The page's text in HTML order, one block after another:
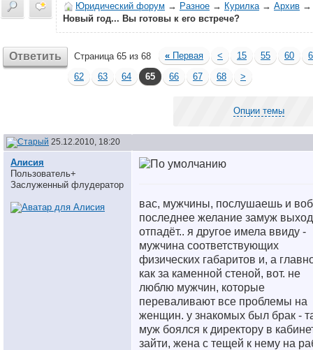
Юридический форум → Разное → Курилка→ Архив →
Новый год... Вы готовы к его встрече?
Ответить Страница 65 из 68 « Первая < 15 55 60
62
63 64 65 66 67 68 >
Опции темы
25.12.2010, 18:20
Алисия
Пользователь+
Заслуженный флудератор
вас, мужчины, послушаешь и
последнее желание замуж
отпадёт.. я другое имела ввиду -
мужчина соответствующих
физических габаритов и, а
как за каменной стеной, вот. не
люблю мужчин, которые
переваливают все проблемы на
женщин. у знакомых был брак -
муж боялся к директору в
зайти, жена с тещей к нему на